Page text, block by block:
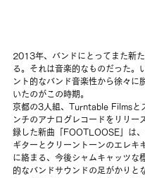
2013年、バンドにとってまた新
る。それは音楽的なものだった。
ント的なバンド音楽性から徐々に
いたのがこの時期。
京都の3人組、Turntable Filmsと
ンチのアナログレコードをリリー
録した新曲「FOOTLOOSE」は
ギターとクリーントーンのエレキ
に絡まる、今後シャムキャッツな
的なバンドサウンドの足がかりと